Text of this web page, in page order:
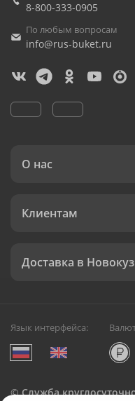
8-800-333-0905
По любым вопросам
info@rus-buket.ru
О нас
Клиентам
Доставка в
Язык интерфейса:
©Служба